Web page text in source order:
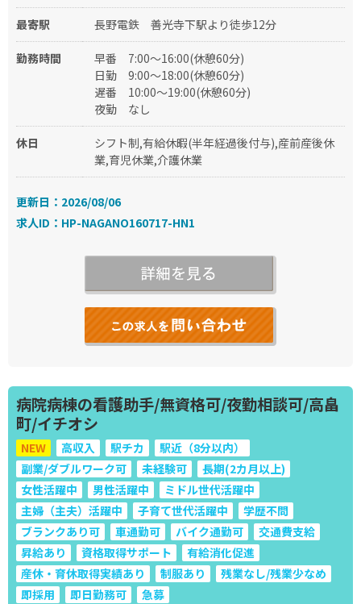
最寄駅 長野電鉄 善光寺下駅より徒歩12分
勤務時間 早番
7:00～16:00(休憩60分)
日勤
9:00～18:00(休憩60分)
遅番
10:00～19:00(休憩60分)
夜勤
なし
休日
シフト制,有給休暇(半年経過後付与),産前産後休
業,育児休業,介護休業
更新日：2026/08/06
求人ID：HP-NAGANO160717-HN1
病院病棟の看護助手/無資格可/夜勤相談可/高畠
町/イチオシ
NEW 高収入 駅チカ
駅近（8分以内）
副業/ダブルワーク可
未経験可
長期(2カ月以上)
女性活躍中
男性活躍中
ミドル世代活躍中
主婦（主夫）活躍中
子育て世代活躍中
学歴不問
ブランクあり可
車通勤可 バイク通勤可
交通費支給
昇給あり
資格取得サポート
有給消化促進
産休・育休取得実績あり
制服あり
残業なし/残業少なめ
即採用
即日勤務可 急募